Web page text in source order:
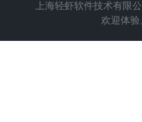
上海轻虾软件技术有限
欢迎体